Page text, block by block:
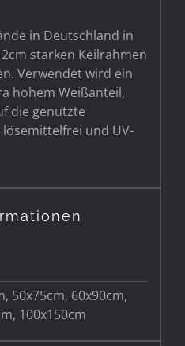
in Deutschland in
starken Keilrahmen
Verwendet wird ein
hohem Weißanteil,
die genutzte
und UV-
50x75cm, 60x90cm,
100x150cm